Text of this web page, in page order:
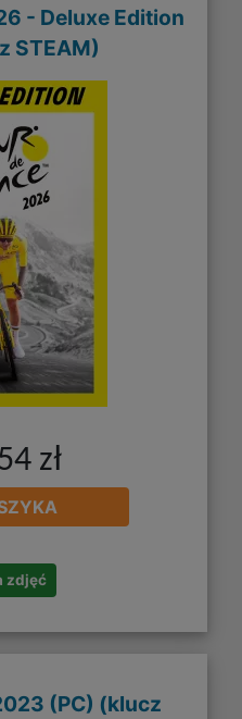
- Deluxe Edition
STEAM)
zł
zdjęć
(PC) (klucz